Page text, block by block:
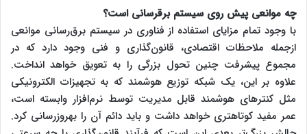
چه موانعی پیش روی سیستم برق‎رسانی است؟
با وجود تمام مزایای استفاده از فناوری در سیستم برق‌رسانی موانعی
ازجمله ملاحظات اقتصادی، قانون‌گذاری و فنی وجود دارد که در
مجموع پیشرفت چنین تحول بزرگی را به تعویق خواهد انداخت.
علاوه بر این، یک شبکه توزیع هوشمند که به تجهیزات الکترونیکی
مثل کنترهای هوشمند قابل مدیریت توسط نرم‌افزار وابسته است،
عمر مفید کوتاه‎تری خواهد داشت و باید دائم آن را به‎روزرسانی کرد.